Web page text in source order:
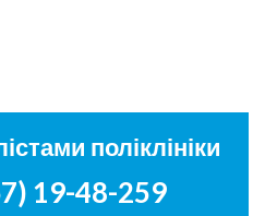
поліклініки
19-48-259